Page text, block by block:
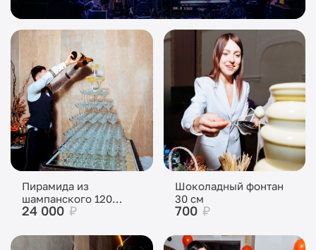
Пирамида из
шампанского 120
бокалов (8 ярусов)
24 000 ₽
Шоколадный фонтан
30 см
700 ₽